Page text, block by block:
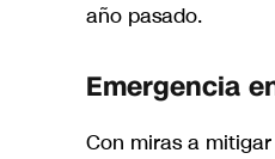
año pasado.
Emergencia
Con miras a